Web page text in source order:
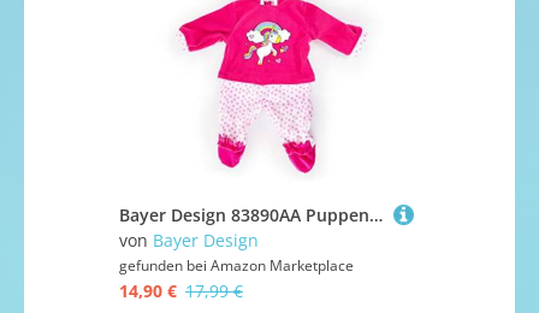
Bayer Design 83890AA Puppenkleidung, Puppenoutfit, mehrteilige Puppenanziehsachen, Puppenzubehör
von Bayer Design
gefunden bei Amazon Marketplace
14,90 € 17,99 €